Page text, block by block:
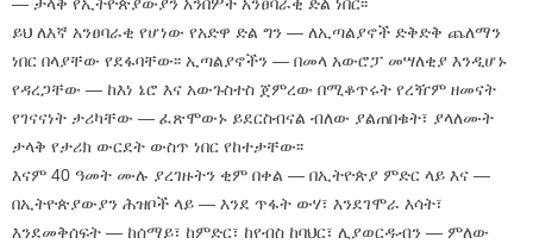
ይህ ለእኛ አንፀባራቂ የሆነው የአድዋ ድል ግን — ለኢጣልያኖች ድቅድቅ ጨለማን
ነበር በላያቸው የደፋባቸው፡፡ ኢጣልያኖችን — በመላ አውሮፓ መሣለቂያ እንዲሆኑ
የዳረጋቸው — ከእነ ኔሮ እና አውጉስተስ ጀምረው በሚቆጥሩት የረዥም ዘመናት
የገናናነት ታሪካቸው — ፈጽሞውኑ ይደርስብናል ብለው ያልጠበቁት፣ ያላለሙት
ታላቅ የታሪክ ውርደት ውስጥ ነበር የከተታቸው፡፡
እናም 40 ዓመት ሙሉ ያረገዙትን ቂም በቀል — በኢትዮጵያ ምድር ላይ እና —
በኢትዮጵያውያን ሕዝቦች ላይ — እንደ ጥፋት ውሃ፣ እንደገሞራ እሳት፣
እንደመቅሰፍት — ከሰማይ፣ ከምድር፣ ከየብስ ከባህር፣ ሊያወርዱብን — ምለው